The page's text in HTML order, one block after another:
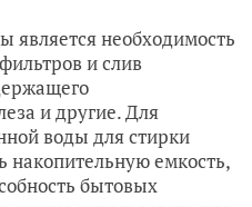
является необходимость
и слив
и другие. Для
воды для стирки
накопительную емкость,
бытовых